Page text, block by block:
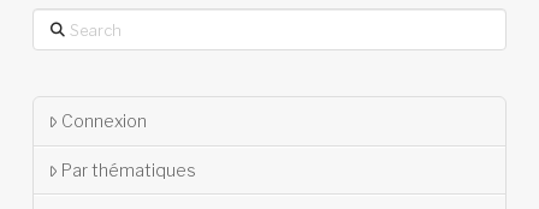
Search
Connexion
Par thématiques